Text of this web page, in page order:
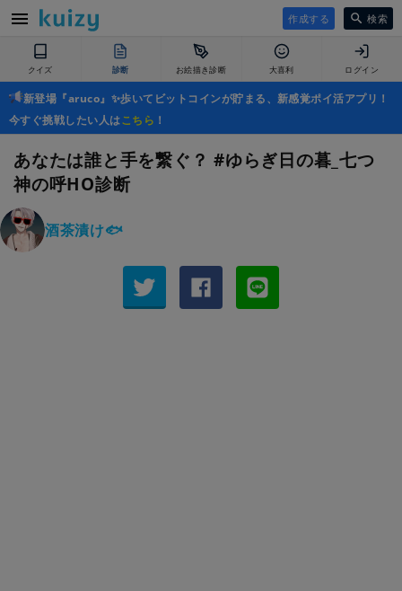
作成する 検索
クイズ 診断 お絵描き診断 大喜利 ログイン
新登場『aruco』✨歩いてビットコインが貯まる、新感覚ポイ活アプリ！
今すぐ挑戦したい人はこちら ！
あなたは誰と手を繋ぐ？ #ゆらぎ日の暮_七つ
神の呼HO診断
酒茶漬け🐟